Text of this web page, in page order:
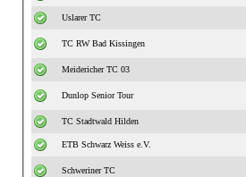
Uslarer TC
TC RW Bad Kissingen
Meidericher TC 03
Dunlop Senior Tour
TC Stadtwald Hilden
ETB Schwarz Weiss e.V.
Schweriner TC